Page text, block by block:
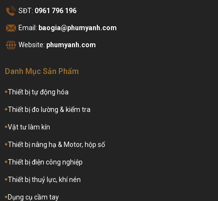
SĐT: 0961 796 196
Email: baogia@phumyanh.com
Website: phumyanh.com
Danh Mục Sản Phẩm
Thiết bị tự động hóa
Thiết bị đo lường & kiểm tra
Vật tư làm kín
Thiết bị nâng hạ & Motor, hộp số
Thiết bị điện công nghiệp
Thiết bị thuỷ lực, khí nén
Dụng cụ cầm tay